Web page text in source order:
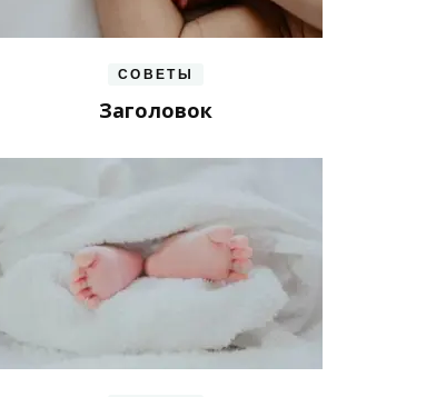
СОВЕТЫ
Заголовок